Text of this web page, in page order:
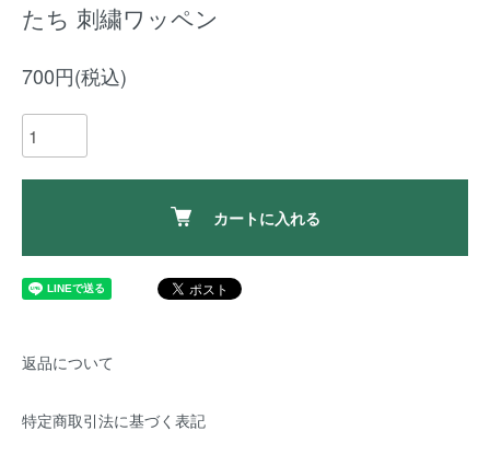
たち 刺繍ワッペン
700円(税込)
カートに入れる
返品について
特定商取引法に基づく表記